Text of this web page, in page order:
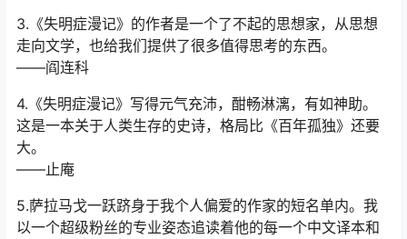
3.《失明症漫记》的作者是一个了不起的思想家，从思想
走向文学，也给我们提供了很多值得思考的东西。
——阎连科
4.《失明症漫记》写得元气充沛，酣畅淋漓，有如神助。
这是一本关于人类生存的史诗，格局比《百年孤独》还要
大。
——止庵
5.萨拉马戈一跃跻身于我个人偏爱的作家的短名单内。我
以一个超级粉丝的专业姿态追读着他的每一个中文译本和